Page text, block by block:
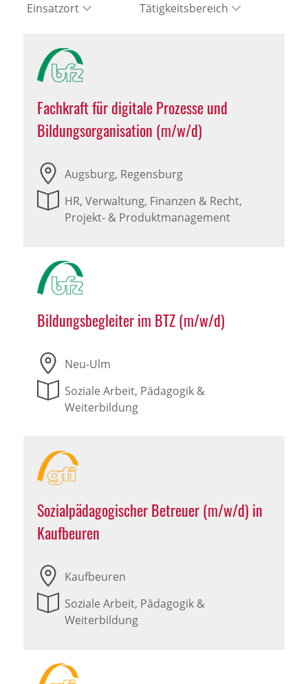
Einsatzort
Tätigkeitsbereich
Fachkraft für digitale Prozesse und
Bildungsorganisation (m/w/d)
Augsburg, Regensburg
HR, Verwaltung, Finanzen & Recht,
Projekt- & Produktmanagement
Bildungsbegleiter im BTZ (m/w/d)
Neu-Ulm
Soziale Arbeit, Pädagogik &
Weiterbildung
Sozialpädagogischer Betreuer (m/w/d) in
Kaufbeuren
Kaufbeuren
Soziale Arbeit, Pädagogik &
Weiterbildung